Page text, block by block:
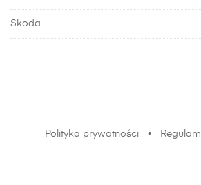
Skoda
Polityka prywatności•